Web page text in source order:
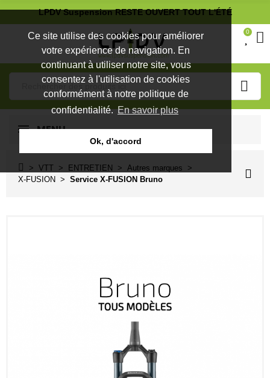
Ce site utilise des cookies pour améliorer
votre expérience de navigation. En
continuant à utiliser notre site, vous
consentez à l'utilisation de cookies
conformément à notre politique de
confidentialité.En savoir plus
Ok, d'accord
LPDV Suspension RESTE OUVERT TOUT L'ÉTÉ
0
MENU
VTT ENTRETIEN
Autres marques
X-FUSION
Service X-FUSION Bruno